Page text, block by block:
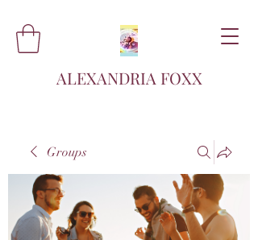
ALEXANDRIA FOXX
Groups